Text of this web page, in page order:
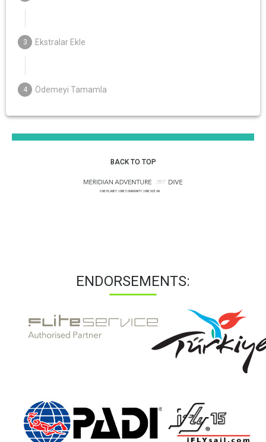
3 Ekstralar Ekle
4 Ödemeyi Tamamla
BACK TO TOP
ENDORSEMENTS: